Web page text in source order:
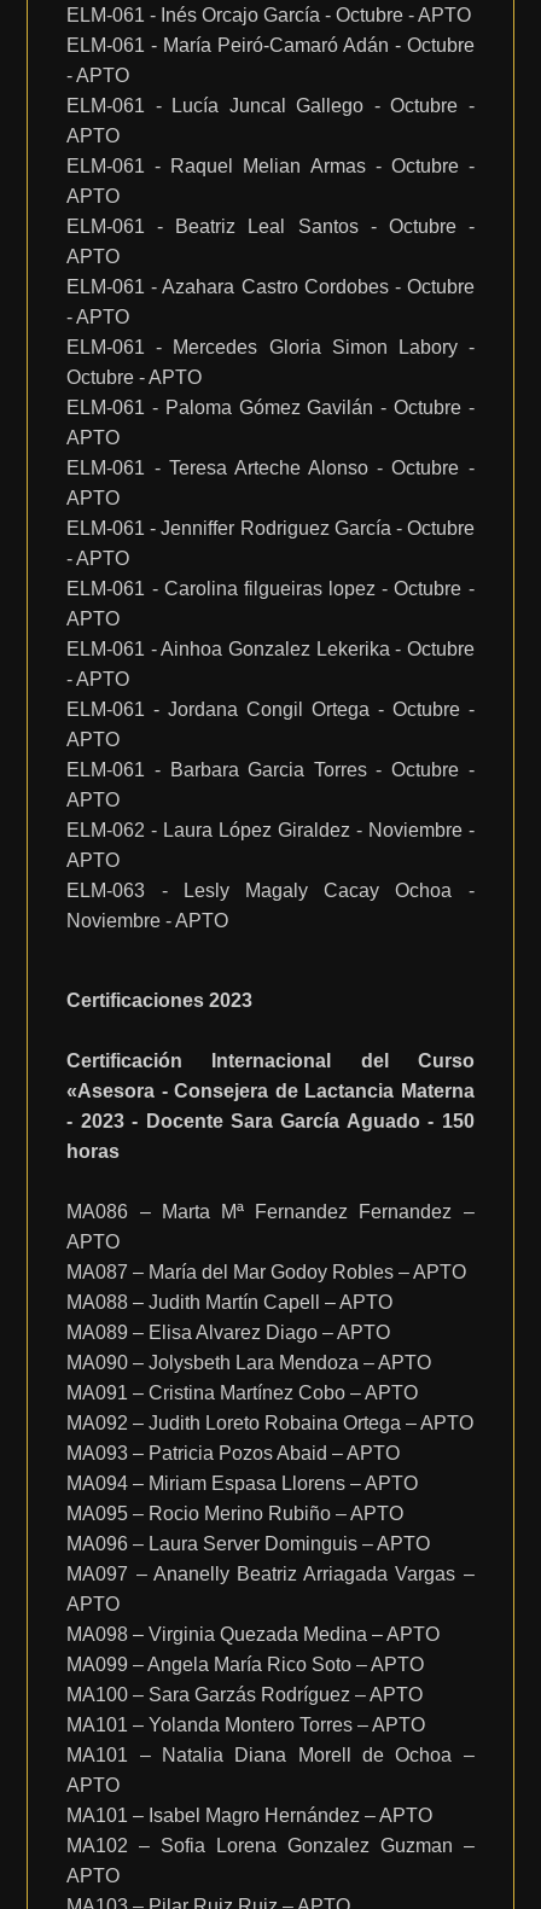
ELM-061 - Inés Orcajo García - Octubre - APTO
ELM-061 - María Peiró-Camaró Adán - Octubre
- APTO
ELM-061 - Lucía Juncal Gallego - Octubre -
APTO
ELM-061 - Raquel Melian Armas - Octubre -
APTO
ELM-061 - Beatriz Leal Santos - Octubre -
APTO
ELM-061 - Azahara Castro Cordobes - Octubre
- APTO
ELM-061 - Mercedes Gloria Simon Labory -
Octubre - APTO
ELM-061 - Paloma Gómez Gavilán - Octubre -
APTO
ELM-061 - Teresa Arteche Alonso - Octubre -
APTO
ELM-061 - Jenniffer Rodriguez García - Octubre
- APTO
ELM-061 - Carolina filgueiras lopez - Octubre -
APTO
ELM-061 - Ainhoa Gonzalez Lekerika - Octubre
- APTO
ELM-061 - Jordana Congil Ortega - Octubre -
APTO
ELM-061 - Barbara Garcia Torres - Octubre -
APTO
ELM-062 - Laura López Giraldez - Noviembre -
APTO
ELM-063 - Lesly Magaly Cacay Ochoa -
Noviembre - APTO
Certificaciones 2023
Certificación Internacional del Curso
«Asesora - Consejera de Lactancia Materna
- 2023 - Docente Sara García Aguado - 150
horas
MA086 – Marta Mª Fernandez Fernandez –
APTO
MA087 – María del Mar Godoy Robles – APTO
MA088 – Judith Martín Capell – APTO
MA089 – Elisa Alvarez Diago – APTO
MA090 – Jolysbeth Lara Mendoza – APTO
MA091 – Cristina Martínez Cobo – APTO
MA092 – Judith Loreto Robaina Ortega – APTO
MA093 – Patricia Pozos Abaid – APTO
MA094 – Miriam Espasa Llorens – APTO
MA095 – Rocio Merino Rubiño – APTO
MA096 – Laura Server Dominguis – APTO
MA097 – Ananelly Beatriz Arriagada Vargas –
APTO
MA098 – Virginia Quezada Medina – APTO
MA099 – Angela María Rico Soto – APTO
MA100 – Sara Garzás Rodríguez – APTO
MA101 – Yolanda Montero Torres – APTO
MA101 – Natalia Diana Morell de Ochoa –
APTO
MA101 – Isabel Magro Hernández – APTO
MA102 – Sofia Lorena Gonzalez Guzman –
APTO